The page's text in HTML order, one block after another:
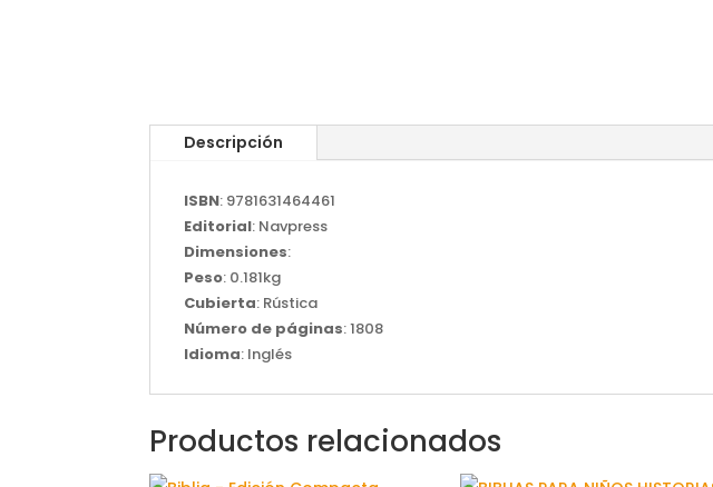
Descripción
ISBN: 9781631464461
Editorial: Navpress
Dimensiones:
Peso: 0.181kg
Cubierta: Rústica
Número de páginas: 1808
Idioma: Inglés
Productos relacionados